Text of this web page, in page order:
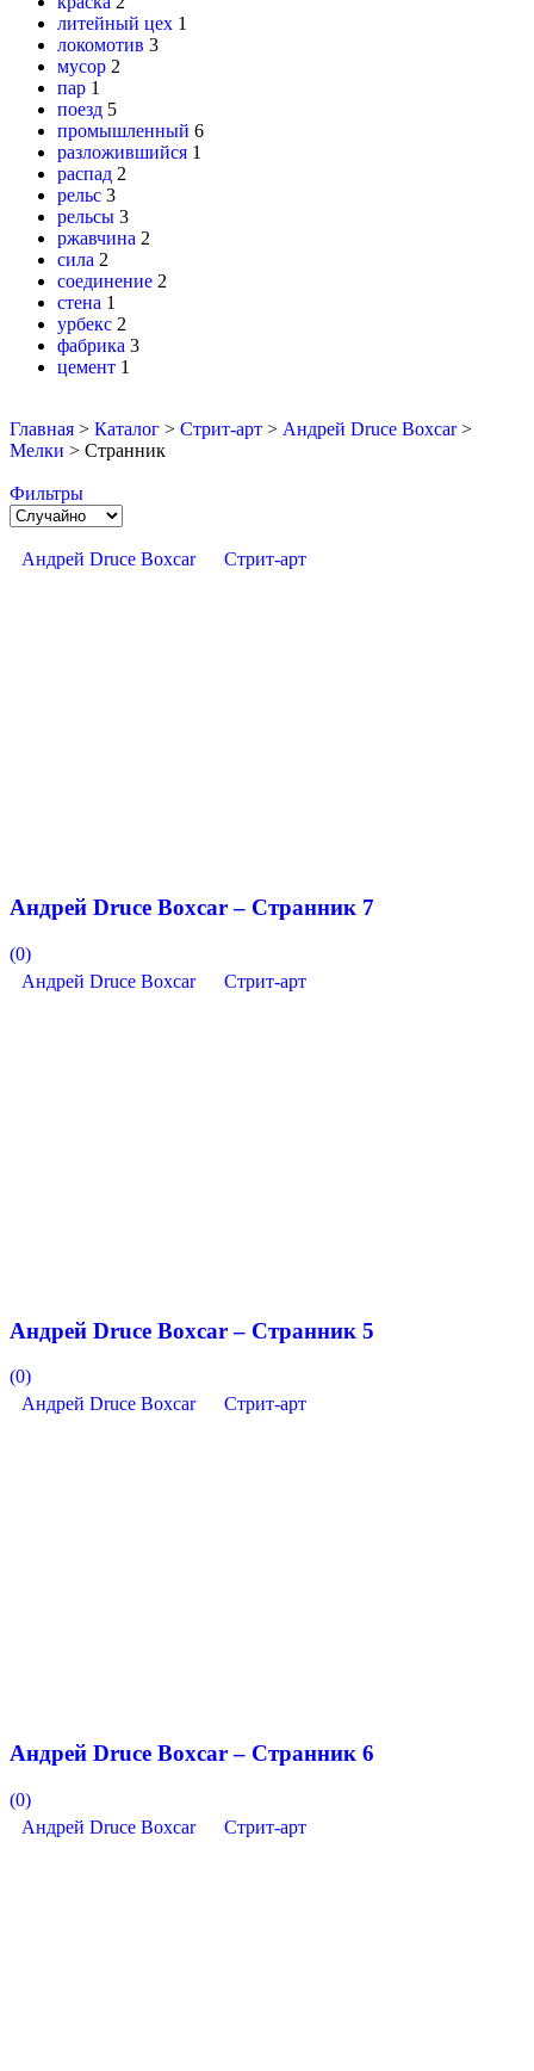
литейный цех 1
локомотив 3
мусор 2
пар 1
поезд 5
промышленный 6
разложившийся 1
распад 2
рельс 3
рельсы 3
ржавчина 2
сила 2
соединение 2
стена 1
урбекс 2
фабрика 3
цемент 1
Главная > Каталог > Стрит-арт > Андрей Druce Boxcar>
Мелки > Странник
Фильтры
Андрей Druce Boxcar Стрит-арт
Андрей Druce Boxcar – Странник 7
(0)
Андрей Druce Boxcar
Стрит-арт
Андрей Druce Boxcar – Странник 5
(0)
Андрей Druce Boxcar
Стрит-арт
Андрей Druce Boxcar – Странник 6
(0)
Андрей Druce Boxcar
Стрит-арт